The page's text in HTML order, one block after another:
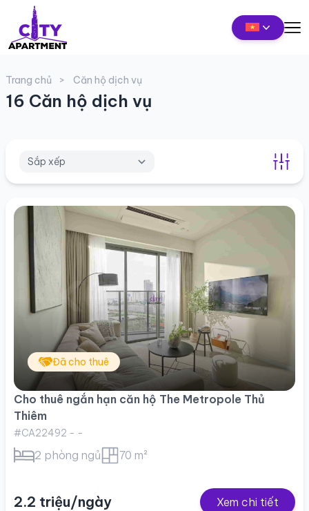
Trang chủ Căn hộ dịch vụ
16 Căn hộ dịch vụ
Đã cho thuê
Cho thuê ngắn hạn căn hộ The Metropole Thủ
Thiêm
#CA22492 - -
2 phòng ngủ 70 m²
2.2 triệu/ngày Xem chi tiết